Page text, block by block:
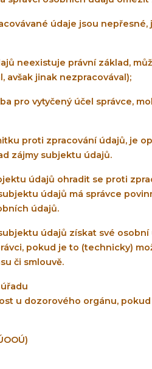
údaje jsou
neexistuje právní základ,
avšak jinak nezpracovával);
pro vytyčený účel správce,
proti zpracování údajů, je
zájmy subjektu údajů.
údajů ohradit se proti
údajů má správce
údajů.
údajů získat své
pokud je to (technicky)
či smlouvě.
u dozorového orgánu,